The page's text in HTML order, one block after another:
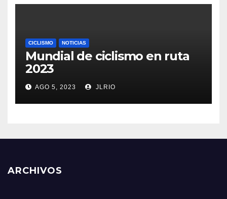
CICLISMO NOTICIAS
Mundial de ciclismo en ruta
2023
AGO 5, 2023 JLRIO
ARCHIVOS